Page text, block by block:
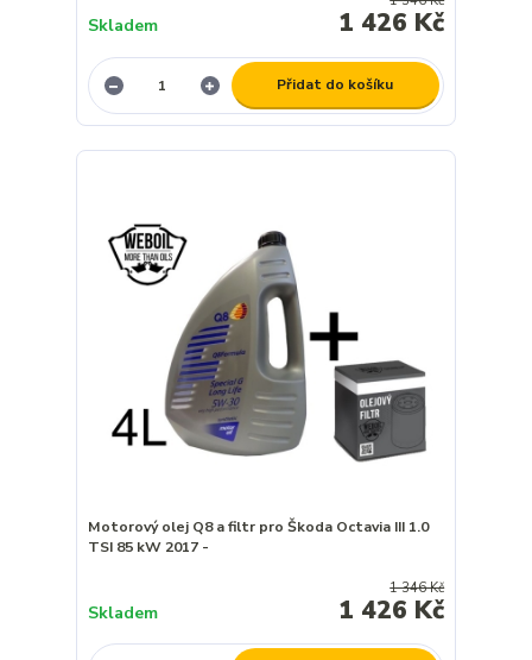
1 426 Kč
Skladem
Přidat do košíku
Motorový olej Q8 a filtr pro Škoda Octavia III 1.0
TSI 85 kW 2017 -
1 346 Kč
1 426 Kč
Skladem